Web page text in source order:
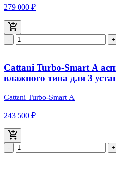
279 000 ₽
- +
Cattani Turbo-Smart А
влажного типа для 3
Cattani Turbo-Smart А
243 500 ₽
- +